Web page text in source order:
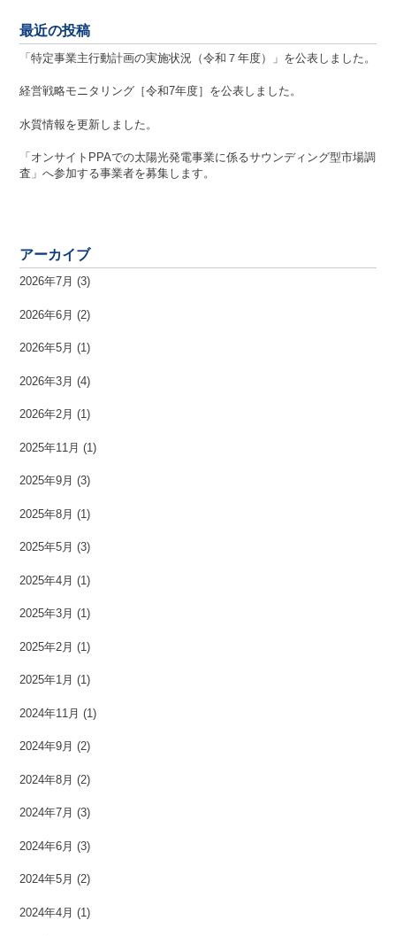
最近の投稿
「特定事業主行動計画の実施状況（令和７年度）」を公表しました。
経営戦略モニタリング［令和7年度］を公表しました。
水質情報を更新しました。
「オンサイトPPAでの太陽光発電事業に係るサウンディング型市場調
査」へ参加する事業者を募集します。
アーカイブ
2026年7月 (3)
2026年6月 (2)
2026年5月 (1)
2026年3月 (4)
2026年2月 (1)
2025年11月 (1)
2025年9月 (3)
2025年8月 (1)
2025年5月 (3)
2025年4月 (1)
2025年3月 (1)
2025年2月 (1)
2025年1月 (1)
2024年11月 (1)
2024年9月 (2)
2024年8月 (2)
2024年7月 (3)
2024年6月 (3)
2024年5月 (2)
2024年4月 (1)